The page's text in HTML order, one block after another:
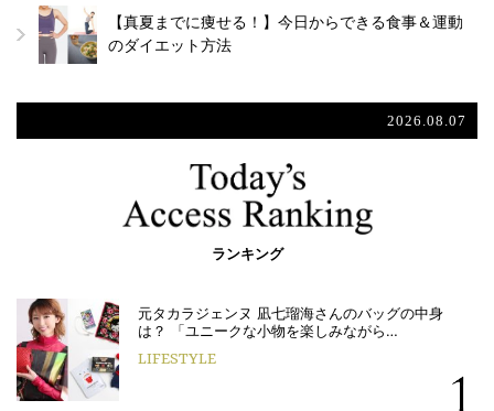
【真夏までに痩せる！】今日からできる食事＆運動
のダイエット方法
2026.08.07
ランキング
元タカラジェンヌ 凪七瑠海さんのバッグの中身
は？ 「ユニークな小物を楽しみながら…
LIFESTYLE